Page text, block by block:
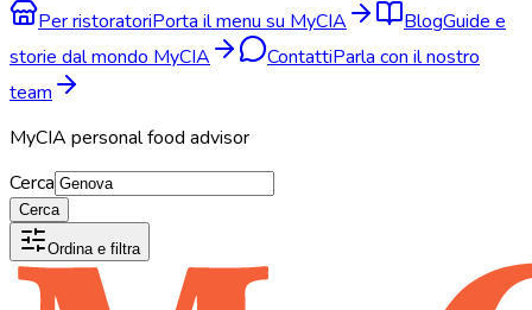
Per ristoratoriPorta il menu su MyCIA BlogGuide e
storie dal mondo MyCIA
ContattiParla con il nostro
team
MyCIA personal food advisor
Cerca
Cerca
Ordina e filtra